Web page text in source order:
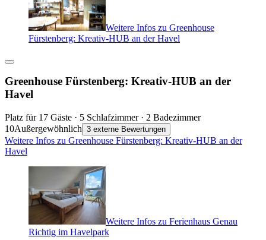
Weitere Infos zu Greenhouse
Fürstenberg: Kreativ-HUB an der Havel
Greenhouse Fürstenberg: Kreativ-HUB an der
Havel
Platz für 17 Gäste · 5 Schlafzimmer · 2 Badezimmer
10Außergewöhnlich 3 externe Bewertungen
Weitere Infos zu Greenhouse Fürstenberg: Kreativ-HUB an der
Havel
Weitere Infos zu Ferienhaus Genau
Richtig im Havelpark